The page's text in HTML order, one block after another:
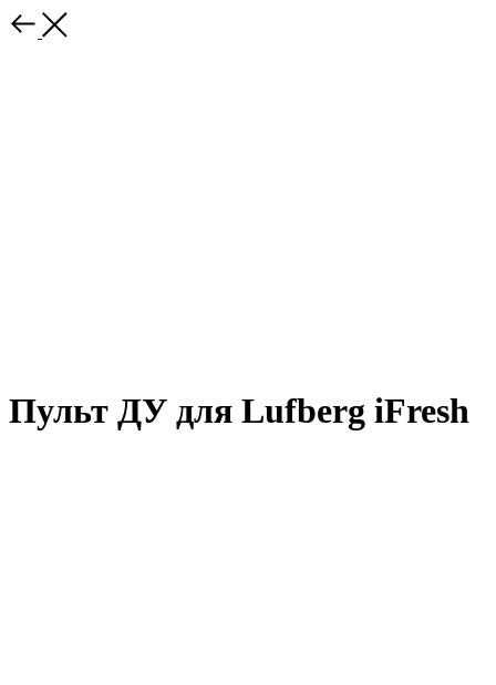
Пульт ДУ для Lufberg iFresh